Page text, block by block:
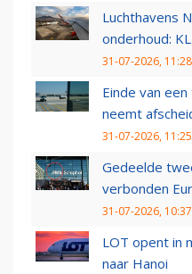
Luchthavens
onderhoud:
31-07-2026, 11:28
Einde van
neemt
31-07-2026, 11:25
Gedeelde
verbonden
31-07-2026, 10:37
LOT opent in
naar Hanoi